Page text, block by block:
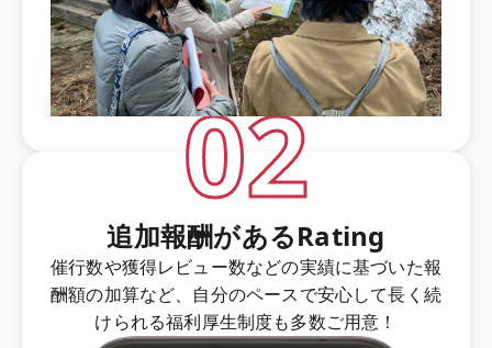
02
追加報酬があるRating
催行数や獲得レビュー数などの実績に基づいた報
酬額の加算など、自分のペースで安心して長く続
けられる福利厚生制度も多数ご用意！